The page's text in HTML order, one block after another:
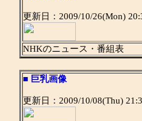
更新日：2009/10/26(Mon)
NHKのニュース・番組表
■ 巨乳画像
更新日：2009/10/08(Thu)